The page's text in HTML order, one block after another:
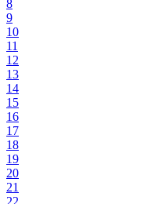
8
9
10
11
12
13
14
15
16
17
18
19
20
21
22